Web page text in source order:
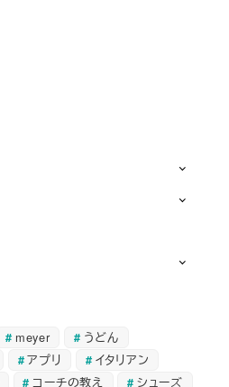
meyer
うどん
アプリ
イタリアン
コーチの教え シューズ